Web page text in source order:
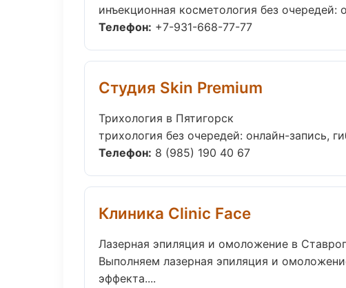
инъекционная косметология без очередей:
Телефон: +7-931-668-77-77
Студия Skin Premium
Трихология в Пятигорск
трихология без очередей: онлайн-запись,
Телефон: 8 (985) 190 40 67
Клиника Clinic Face
Лазерная эпиляция и омоложение в
Выполняем лазерная эпиляция и
эффекта....